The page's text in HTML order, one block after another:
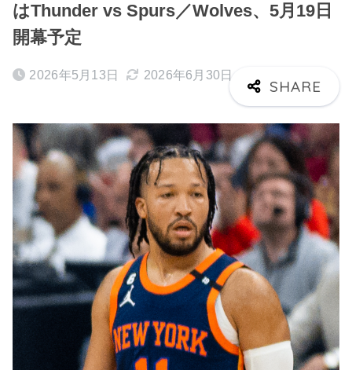
はThunder vs Spurs／Wolves、5月19日
開幕予定
2026年5月13日 2026年6月30日